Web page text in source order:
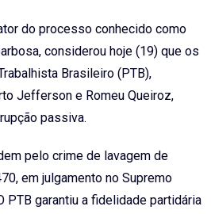
do processo conhecido como
considerou hoje (19) que os
Brasileiro (PTB),
Jefferson e Romeu Queiroz,
passiva.
pelo crime de lavagem de
em julgamento no Supremo
PTB garantiu a fidelidade partidária